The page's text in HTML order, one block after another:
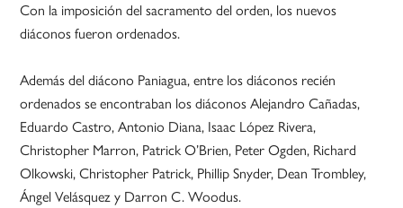
Con la imposición del sacramento del orden, los nuevos
diáconos fueron ordenados.
Además del diácono Paniagua, entre los diáconos recién
ordenados se encontraban los diáconos Alejandro Cañadas,
Eduardo Castro, Antonio Diana, Isaac López Rivera,
Christopher Marron, Patrick O’Brien, Peter Ogden, Richard
Olkowski, Christopher Patrick, Phillip Snyder, Dean Trombley,
Ángel Velásquez y Darron C. Woodus.